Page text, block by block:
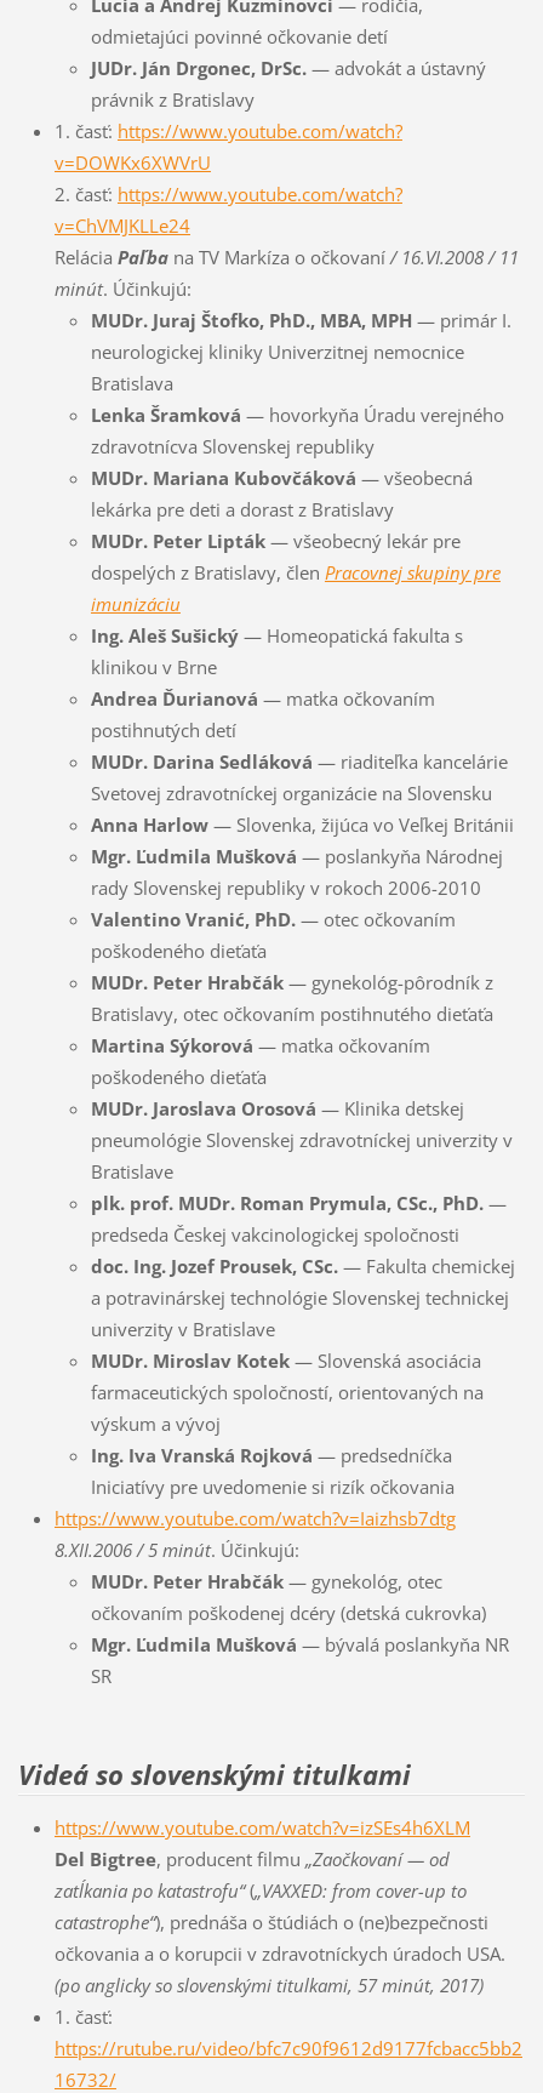
odmietajúci povinné očkovanie detí
JUDr. Ján Drgonec, DrSc.— advokát a ústavný
právnik z Bratislavy
1. časť: https://www.youtube.com/watch?
v=DOWKx6XWVrU
2. časť: https://www.youtube.com/watch?
v=ChVMJKLLe24
Relácia Paľbana TV Markíza o očkovaní / 16.VI.2008 / 11
minút. Účinkujú:
MUDr. Juraj Štofko, PhD., MBA, MPH — primár I.
neurologickej kliniky Univerzitnej nemocnice
Bratislava
Lenka Šramková — hovorkyňa Úradu verejného
zdravotnícva Slovenskej republiky
MUDr. Mariana Kubovčáková — všeobecná
lekárka pre deti a dorast z Bratislavy
MUDr. Peter Lipták— všeobecný lekár pre
dospelých z Bratislavy, člen Pracovnej skupiny pre
imunizáciu
Ing. Aleš Sušický— Homeopatická fakulta s
klinikou v Brne
Andrea Ďurianová — matka očkovaním
postihnutých detí
MUDr. Darina Sedláková — riaditeľka kancelárie
Svetovej zdravotníckej organizácie na Slovensku
Anna Harlow— Slovenka, žijúca vo Veľkej Británii
Mgr. Ľudmila Mušková — poslankyňa Národnej
rady Slovenskej republiky v rokoch 2006-2010
Valentino Vranić, PhD.— otec očkovaním
poškodeného dieťaťa
MUDr. Peter Hrabčák— gynekológ-pôrodník z
Bratislavy, otec očkovaním postihnutého dieťaťa
Martina Sýkorová — matka očkovaním
poškodeného dieťaťa
MUDr. Jaroslava Orosová — Klinika detskej
pneumológie Slovenskej zdravotníckej univerzity v
Bratislave
plk. prof. MUDr. Roman Prymula, CSc., PhD.—
predseda Českej vakcinologickej spoločnosti
doc. Ing. Jozef Prousek, CSc.— Fakulta chemickej
a potravinárskej technológie Slovenskej technickej
univerzity v Bratislave
MUDr. Miroslav Kotek— Slovenská asociácia
farmaceutických spoločností, orientovaných na
výskum a vývoj
Ing. Iva Vranská Rojková — predsedníčka
Iniciatívy pre uvedomenie si rizík očkovania
https://www.youtube.com/watch?v=Iaizhsb7dtg
8.XII.2006 / 5 minút. Účinkujú:
MUDr. Peter Hrabčák— gynekológ, otec
očkovaním poškodenej dcéry (detská cukrovka)
Mgr. Ľudmila Mušková — bývalá poslankyňa NR
SR
Videá so slovenskými titulkami
https://www.youtube.com/watch?v=izSEs4h6XLM
Del Bigtree, producent filmu „Zaočkovaní — od
zatĺkania po katastrofu“(„VAXXED: from cover-up to
catastrophe“), prednáša o štúdiách o (ne)bezpečnosti
očkovania a o korupcii v zdravotníckych úradoch USA.
(po anglicky so slovenskými titulkami, 57 minút, 2017)
1. časť:
https://rutube.ru/video/bfc7c90f9612d9177fcbacc5bb2
16732/